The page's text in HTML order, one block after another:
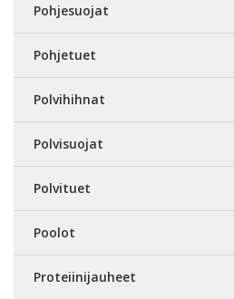
Pohjesuojat
Pohjetuet
Polvihihnat
Polvisuojat
Polvituet
Poolot
Proteiinijauheet